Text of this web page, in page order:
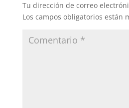
Tu dirección de correo
Los campos obligatorios están